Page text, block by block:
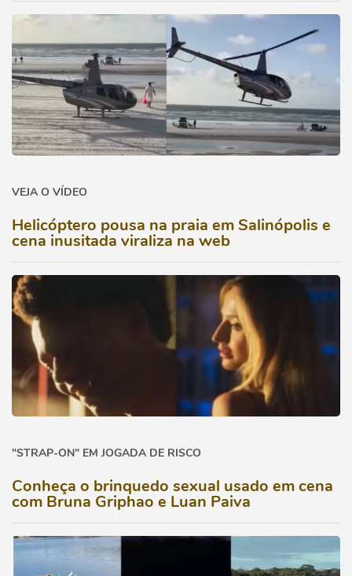
VEJA O VÍDEO
Helicóptero pousa na praia em Salinópolis e
cena inusitada viraliza na web
"STRAP-ON" EM JOGADA DE RISCO
Conheça o brinquedo sexual usado em cena
com Bruna Griphao e Luan Paiva